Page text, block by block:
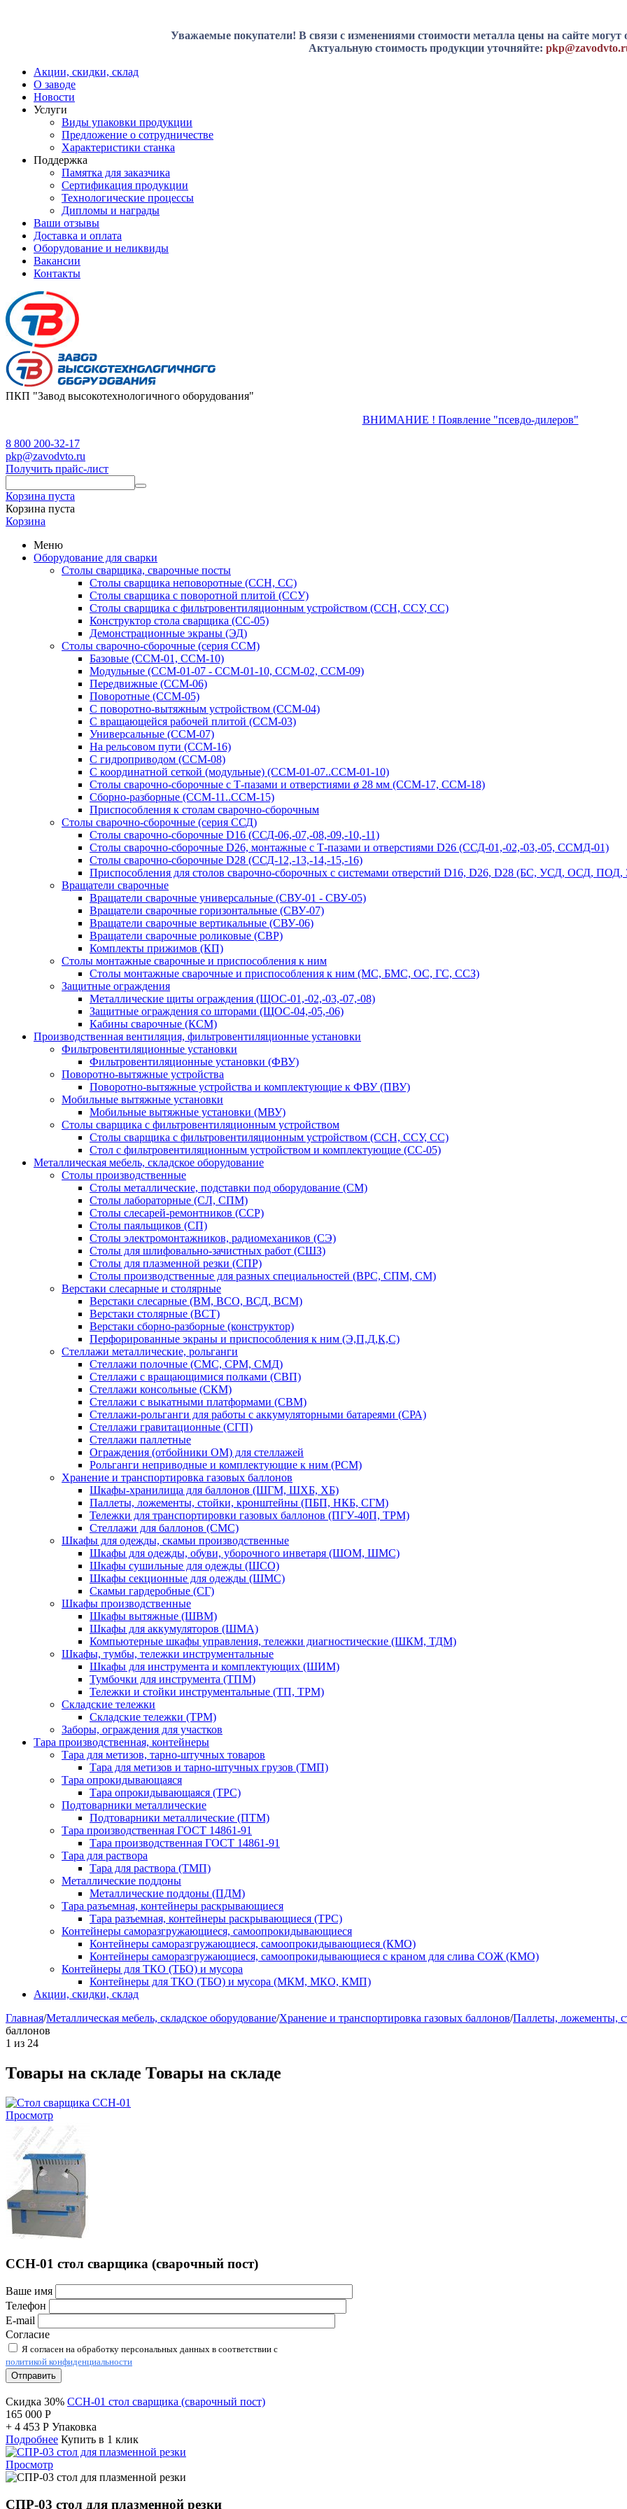
Уважаемые покупатели! В связи с изменениями стоимости металла цены на сайте могут
Актуальную стоимость продукции уточняйте:
Акции, скидки, склад
О заводе
Новости
Услуги
Виды упаковки продукции
Предложение о сотрудничестве
Характеристики станка
Поддержка
Памятка для заказчика
Сертификация продукции
Технологические процессы
Дипломы и награды
Ваши отзывы
Доставка и оплата
Оборудование и неликвиды
Вакансии
Контакты
ПКП "Завод высокотехнологичного оборудования"
ВНИМАНИЕ ! Появление "псевдо-дилеров"
8 800 200-32-17
pkp@zavodvto.ru
Получить прайс-лист
Корзина пуста
Корзина пуста
Корзина
Меню
Оборудование для сварки
Столы сварщика, сварочные посты
Столы сварщика неповоротные (ССН, СС)
Столы сварщика с поворотной плитой (ССУ)
Столы сварщика с фильтровентиляционным устройством (ССН, ССУ, СС)
Конструктор стола сварщика (СС-05)
Демонстрационные экраны (ЭД)
Столы сварочно-сборочные (серия ССМ)
Базовые (ССМ-01, ССМ-10)
Модульные (ССМ-01-07 - ССМ-01-10, ССМ-02, ССМ-09)
Передвижные (ССМ-06)
Поворотные (ССМ-05)
С поворотно-вытяжным устройством (ССМ-04)
С вращающейся рабочей плитой (ССМ-03)
Универсальные (ССМ-07)
На рельсовом пути (ССМ-16)
С гидроприводом (ССМ-08)
С координатной сеткой (модульные) (ССМ-01-07..ССМ-01-10)
Столы сварочно-сборочные с Т-пазами и отверстиями ø 28 мм (ССМ-17, ССМ-18)
Сборно-разборные (ССМ-11..ССМ-15)
Приспособления к столам сварочно-сборочным
Столы сварочно-сборочные (серия ССД)
Столы сварочно-сборочные D16 (ССД-06,-07,-08,-09,-10,-11)
Столы сварочно-сборочные D26, монтажные с Т-пазами и отверстиями D26 (ССД-01,-02,-03,-05, ССМД-01)
Столы сварочно-сборочные D28 (ССД-12,-13,-14,-15,-16)
Приспособления для столов сварочно-сборочных с системами отверстий D16, D26, D28 (БС, УСД, ОСД,
Вращатели сварочные
Вращатели сварочные универсальные (СВУ-01 - СВУ-05)
Вращатели сварочные горизонтальные (СВУ-07)
Вращатели сварочные вертикальные (СВУ-06)
Вращатели сварочные роликовые (СВР)
Комплекты прижимов (КП)
Столы монтажные сварочные и приспособления к ним
Столы монтажные сварочные и приспособления к ним (МС, БМС, ОС, ГС, ССЗ)
Защитные ограждения
Металлические щиты ограждения (ЩОС-01,-02,-03,-07,-08)
Защитные ограждения со шторами (ЩОС-04,-05,-06)
Кабины сварочные (КСМ)
Производственная вентиляция, фильтровентиляционные установки
Фильтровентиляционные установки
Фильтровентиляционные установки (ФВУ)
Поворотно-вытяжные устройства
Поворотно-вытяжные устройства и комплектующие к ФВУ (ПВУ)
Мобильные вытяжные установки
Мобильные вытяжные установки (МВУ)
Столы сварщика с фильтровентиляционным устройством
Столы сварщика с фильтровентиляционным устройством (ССН, ССУ, СС)
Стол с фильтровентиляционным устройством и комплектующие (СС-05)
Металлическая мебель, складское оборудование
Столы производственные
Столы металлические, подставки под оборудование (СМ)
Столы лабораторные (СЛ, СПМ)
Столы слесарей-ремонтников (ССР)
Столы паяльщиков (СП)
Столы электромонтажников, радиомехаников (СЭ)
Столы для шлифовально-зачистных работ (СШЗ)
Столы для плазменной резки (СПР)
Столы производственные для разных специальностей (ВРС, СПМ, СМ)
Верстаки слесарные и столярные
Верстаки слесарные (ВМ, ВСО, ВСД, ВСМ)
Верстаки столярные (ВСТ)
Верстаки сборно-разборные (конструктор)
Перфорированные экраны и приспособления к ним (Э,П,Д,К,С)
Стеллажи металлические, рольганги
Стеллажи полочные (СМС, СРМ, СМД)
Стеллажи с вращающимися полками (СВП)
Стеллажи консольные (СКМ)
Стеллажи с выкатными платформами (СВМ)
Стеллажи-рольганги для работы с аккумуляторными батареями (СРА)
Стеллажи гравитационные (СГП)
Стеллажи паллетные
Ограждения (отбойники ОМ) для стеллажей
Рольганги неприводные и комплектующие к ним (РСМ)
Хранение и транспортировка газовых баллонов
Шкафы-хранилища для баллонов (ШГМ, ШХБ, ХБ)
Паллеты, ложементы, стойки, кронштейны (ПБП, НКБ, СГМ)
Тележки для транспортировки газовых баллонов (ПГУ-40П, ТРМ)
Стеллажи для баллонов (СМС)
Шкафы для одежды, скамьи производственные
Шкафы для одежды, обуви, уборочного инветаря (ШОМ, ШМС)
Шкафы сушильные для одежды (ШСО)
Шкафы секционные для одежды (ШМС)
Скамьи гардеробные (СГ)
Шкафы производственные
Шкафы вытяжные (ШВМ)
Шкафы для аккумуляторов (ШМА)
Компьютерные шкафы управления, тележки диагностические (ШКМ, ТДМ)
Шкафы, тумбы, тележки инструментальные
Шкафы для инструмента и комплектующих (ШИМ)
Тумбочки для инструмента (ТПМ)
Тележки и стойки инструментальные (ТП, ТРМ)
Складские тележки
Складские тележки (ТРМ)
Заборы, ограждения для участков
Тара производственная, контейнеры
Тара для метизов, тарно-штучных товаров
Тара для метизов и тарно-штучных грузов (ТМП)
Тара опрокидывающаяся
Тара опрокидывающаяся (ТРС)
Подтоварники металлические
Подтоварники металлические (ПТМ)
Тара производственная ГОСТ 14861-91
Тара производственная ГОСТ 14861-91
Тара для раствора
Тара для раствора (ТМП)
Металлические поддоны
Металлические поддоны (ПДМ)
Тара разъемная, контейнеры раскрывающиеся
Тара разъемная, контейнеры раскрывающиеся (ТРС)
Контейнеры саморазгружающиеся, самоопрокидывающиеся
Контейнеры саморазгружающиеся, самоопрокидывающиеся (КМО)
Контейнеры саморазгружающиеся, самоопрокидывающиеся с краном для слива СОЖ (КМО)
Контейнеры для ТКО (ТБО) и мусора
Контейнеры для ТКО (ТБО) и мусора (МКМ, МКО, КМП)
Акции, скидки, склад
Главная/Металлическая мебель, складское оборудование/Хранение и транспортировка газовых баллонов/Паллеты, ложементы,
баллонов
1 из 24
Товары на складе Товары на складе
Просмотр
ССН-01 стол сварщика (сварочный пост)
Ваше имя
Телефон
E-mail
Согласие
Я согласен на обработку персональных данных в соответствии с
политикой конфиденциальности
Отправить
Скидка 30% ССН-01 стол сварщика (сварочный пост)
165 000 Р
+ 4 453 Р Упаковка
Подробнее Купить в 1 клик
Просмотр
СПР-03 стол для плазменной резки